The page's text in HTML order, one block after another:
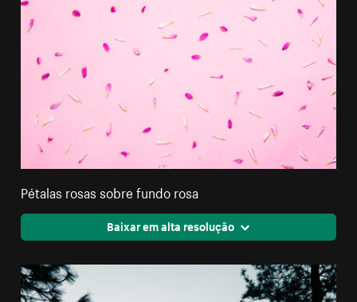
Pétalas rosas sobre fundo rosa
Baixar em alta resolução